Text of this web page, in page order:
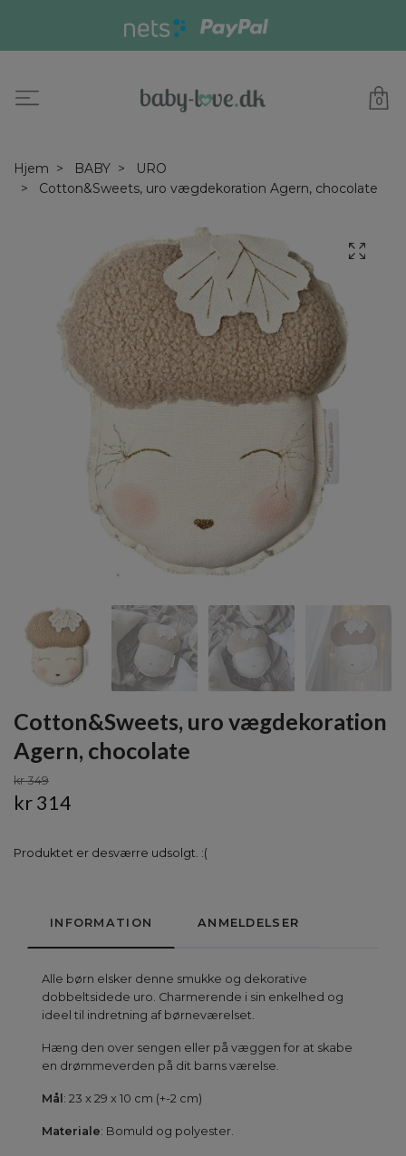
0
Hjem BABY
URO
Cotton&Sweets, uro vægdekoration Agern, chocolate
Cotton&Sweets, uro vægdekoration
Agern, chocolate
kr 349
kr 314
Produktet er desværre udsolgt. :(
INFORMATION ANMELDELSER
Alle børn elsker denne smukke og dekorative
dobbeltsidede uro. Charmerende i sin enkelhed og
ideel til indretning af børneværelset.
Hæng den over sengen eller på væggen for at skabe
en drømmeverden på dit barns værelse.
Mål : 23 x 29 x 10 cm (+-2 cm)
Materiale: Bomuld og polyester.